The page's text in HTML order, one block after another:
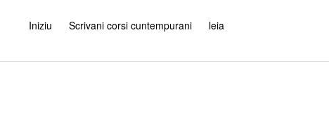
Iniziu Scrivani corsi cuntempurani leia